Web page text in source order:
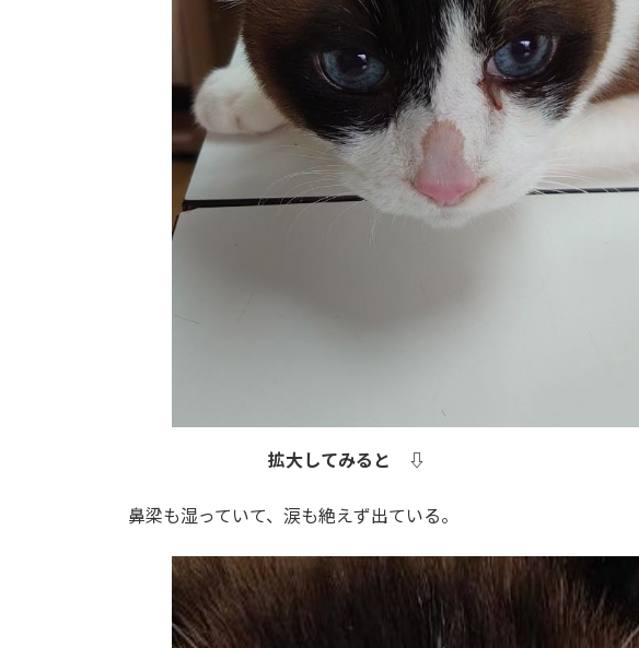
拡大してみると ⇩
鼻梁も湿っていて、涙も絶えず出ている。